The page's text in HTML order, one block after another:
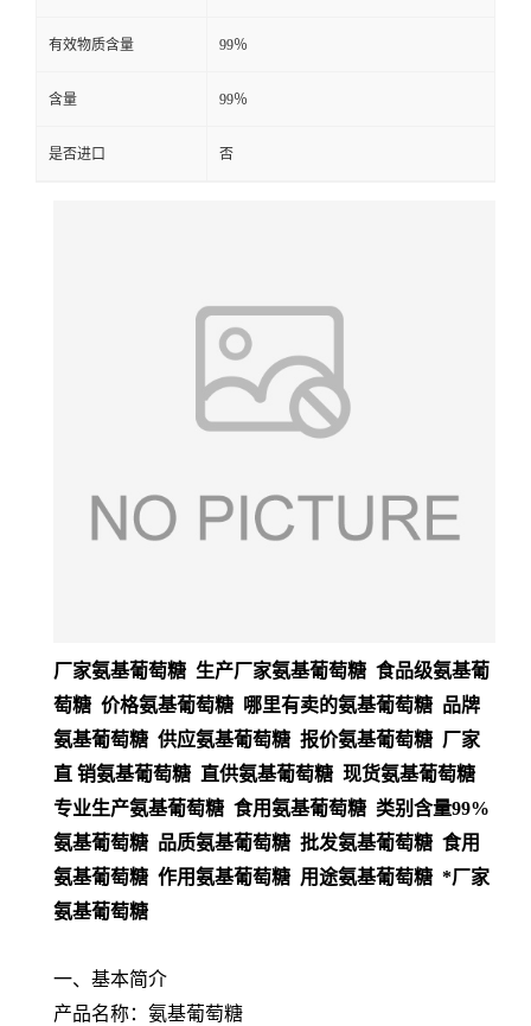
有效物质含量 99％
含量 99％
是否进口 否
厂家氨基葡萄糖 生产厂家氨基葡萄糖 食品级氨基葡
萄糖 价格氨基葡萄糖 哪里有卖的氨基葡萄糖 品牌
氨基葡萄糖 供应氨基葡萄糖 报价氨基葡萄糖 厂家
直 销氨基葡萄糖 直供氨基葡萄糖 现货氨基葡萄糖
专业生产氨基葡萄糖 食用氨基葡萄糖 类别含量99%
氨基葡萄糖 品质氨基葡萄糖 批发氨基葡萄糖 食用
氨基葡萄糖 作用氨基葡萄糖 用途氨基葡萄糖 *厂家
氨基葡萄糖
一、基本简介
产品名称：氨基葡萄糖